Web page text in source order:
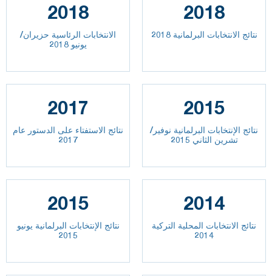
2018
الانتخابات الرئاسية حزيران/
يونيو 2018
2018
نتائج الانتخابات البرلمانية 2018
2017
نتائج الاستفتاء على الدستور عام
2017
2015
نتائج الإنتخابات البرلمانية نوفير/
تشرين الثاني 2015
2015
نتائج الإنتخابات البرلمانية يونيو
2015
2014
نتائج الانتخابات المحلية التركية
2014